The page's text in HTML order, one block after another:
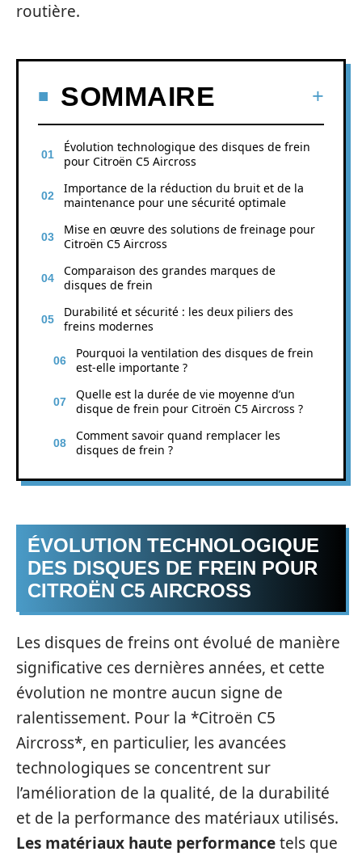
routière.
SOMMAIRE
Évolution technologique des disques de frein
pour Citroën C5 Aircross
Importance de la réduction du bruit et de la
maintenance pour une sécurité optimale
Mise en œuvre des solutions de freinage pour
Citroën C5 Aircross
Comparaison des grandes marques de
disques de frein
Durabilité et sécurité : les deux piliers des
freins modernes
Pourquoi la ventilation des disques de frein
est-elle importante ?
Quelle est la durée de vie moyenne d’un
disque de frein pour Citroën C5 Aircross ?
Comment savoir quand remplacer les
disques de frein ?
ÉVOLUTION TECHNOLOGIQUE
DES DISQUES DE FREIN POUR
CITROËN C5 AIRCROSS
Les disques de freins ont évolué de manière
significative ces dernières années, et cette
évolution ne montre aucun signe de
ralentissement. Pour la *Citroën C5
Aircross*, en particulier, les avancées
technologiques se concentrent sur
l’amélioration de la qualité, de la durabilité
et de la performance des matériaux utilisés.
Les matériaux haute performancetels que